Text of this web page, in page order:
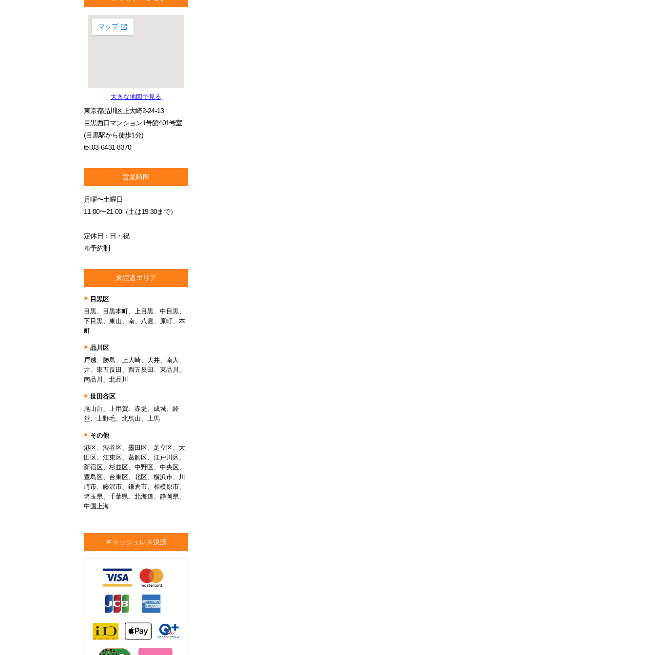
大きな地図で見る
東京都品川区上大崎2-24-13
目黒西口マンション1号館401号室
(目黒駅から徒歩1分)
tel.03-6431-8370
営業時間
月曜〜土曜日
11:00〜21:00（土は19:30まで）
定休日：日・祝
※予約制
来院者エリア
目黒区
目黒、目黒本町、上目黒、中目黒、
下目黒、東山、南、八雲、原町、本
町
品川区
戸越、勝島、上大崎、大井、南大
井、東五反田、西五反田、東品川、
南品川、北品川
世田谷区
尾山台、上用賀、赤堤、成城、経
堂、上野毛、北烏山、上馬
その他
港区、渋谷区、墨田区、足立区、大
田区、江東区、葛飾区、江戸川区、
新宿区、杉並区、中野区、中央区、
豊島区、台東区、北区、横浜市、川
崎市、藤沢市、鎌倉市、相模原市、
埼玉県、千葉県、北海道、静岡県、
中国上海
キャッシュレス決済